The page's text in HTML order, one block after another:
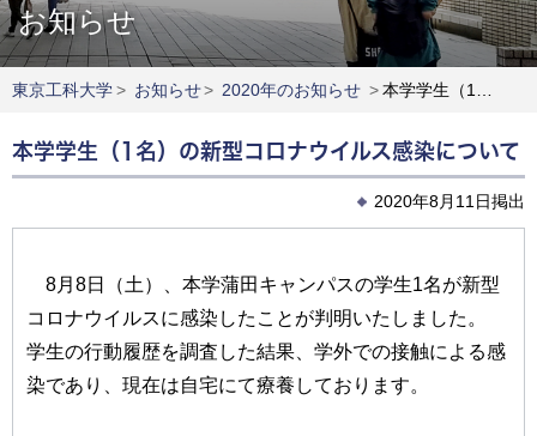
お知らせ
東京工科大学> お知らせ> 2020年のお知らせ >本学学生（1名）の新型コロナウイルス感染について
本学学生（1名）の新型コロナウイルス感染について
2020年8月11日掲出
8月8日（土）、本学蒲田キャンパスの学生1名が新型
コロナウイルスに感染したことが判明いたしました。
学生の行動履歴を調査した結果、学外での接触による感
染であり、現在は自宅にて療養しております。